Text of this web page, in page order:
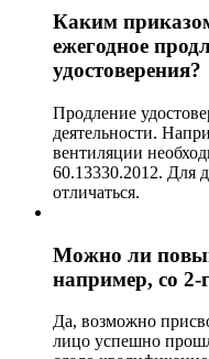
Каким
ежегодное
удостоверения?
Продление
деятельности.
вентиляции
60.13330.2012. Для
отличаться.
Можно ли
например, со 2-
Да, возможно
лицо успешно